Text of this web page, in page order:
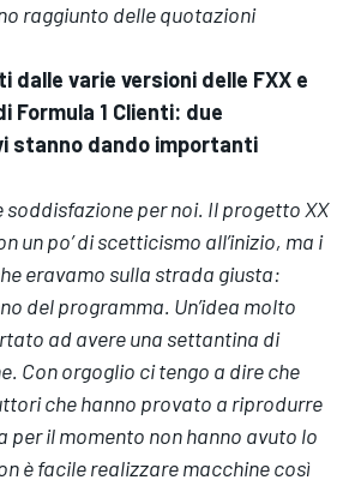
raggiunto delle quotazioni
dalle varie versioni delle FXX e
Formula 1 Clienti: due
stanno dando importanti
soddisfazione per noi. Il progetto XX
un po’ di scetticismo all’inizio, ma i
eravamo sulla strada giusta:
del programma. Un’idea molto
ad avere una settantina di
Con orgoglio ci tengo a dire che
che hanno provato a riprodurre
per il momento non hanno avuto lo
è facile realizzare macchine così